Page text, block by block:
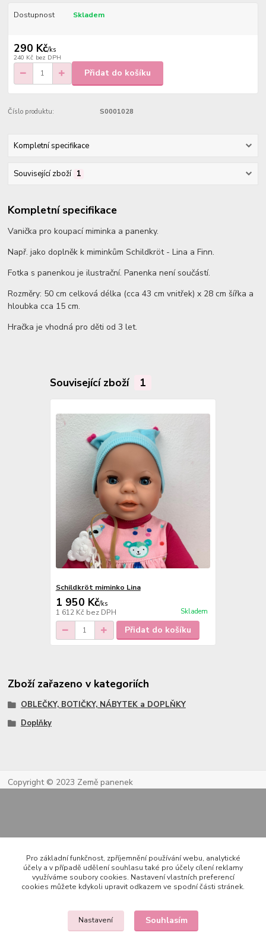
Dostupnost Skladem
290 Kč/ks
240 Kč bez DPH
Přidat do košíku
Číslo produktu: S0001028
Kompletní specifikace
Související zboží 1
Kompletní specifikace
Vanička pro koupací miminka a panenky.
Např. jako doplněk k miminkům Schildkröt - Lina a Finn.
Fotka s panenkou je ilustrační. Panenka není součástí.
Rozměry: 50 cm celková délka (cca 43 cm vnitřek) x 28 cm šířka a
hloubka cca 15 cm.
Hračka je vhodná pro děti od 3 let.
Související zboží 1
Schildkröt miminko Lina
1 950 Kč/ks
1 612 Kč bez DPH Skladem
Přidat do košíku
Zboží zařazeno v kategoriích
OBLEČKY, BOTIČKY, NÁBYTEK a DOPLŇKY
Doplňky
Copyright © 2023 Země panenek
Kontakty
722 000 724
Pro základní funkčnost, zpříjemnění používání webu, analytické
účely a v případě udělení souhlasu také pro účely cílení reklamy
využíváme soubory cookies. Nastavení vlastních preferencí
cookies můžete kdykoli upravit odkazem ve spodní části stránek.
Nastavení Souhlasím